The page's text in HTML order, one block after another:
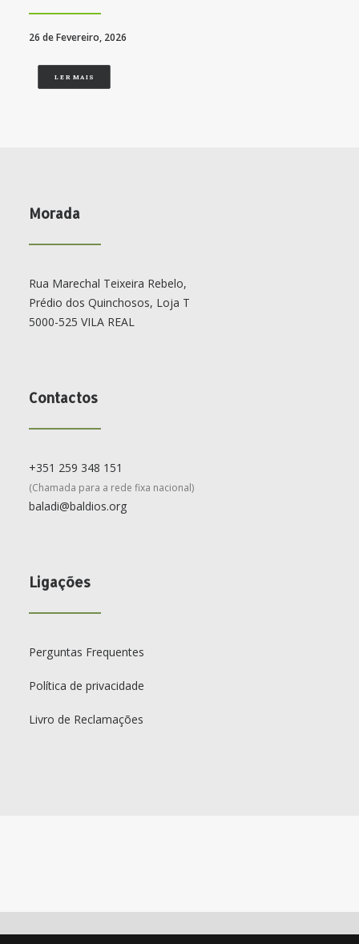
26 de Fevereiro, 2026
LER MAIS
Morada
Rua Marechal Teixeira Rebelo,
Prédio dos Quinchosos, Loja T
5000-525 VILA REAL
Contactos
+351 259 348 151
(Chamada para a rede fixa nacional)
baladi@baldios.org
Ligações
Perguntas Frequentes
Política de privacidade
Livro de Reclamações